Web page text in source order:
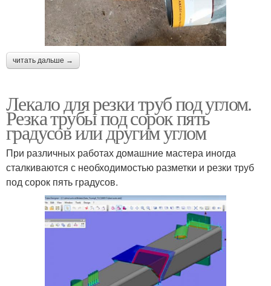
читать дальше →
Лекало для резки труб под углом.
Резка трубы под сорок пять
градусов или другим углом
При различных работах домашние мастера иногда
сталкиваются с необходимостью разметки и резки труб
под сорок пять градусов.